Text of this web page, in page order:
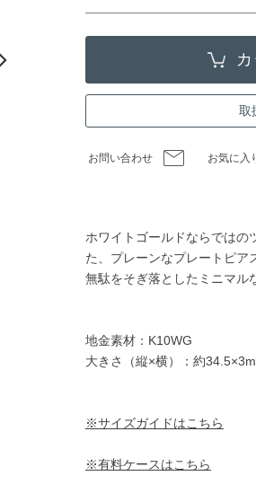
取
お問い合わせ お気に入
ホワイトゴールドならではの
た、プレーンなプレートピア
無駄をそぎ落としたミニマル
地金素材：K10WG
大きさ（縦×横）：約
※サイズガイドはこちら
※有料ケースはこちら